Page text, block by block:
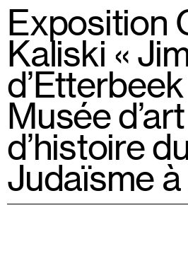
Exposition
Kaliski «
Musée
d’histoire
Judaïsme